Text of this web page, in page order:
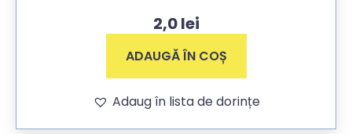
2,0lei
ADAUGĂ ÎN COȘ
Adaug în lista de dorințe